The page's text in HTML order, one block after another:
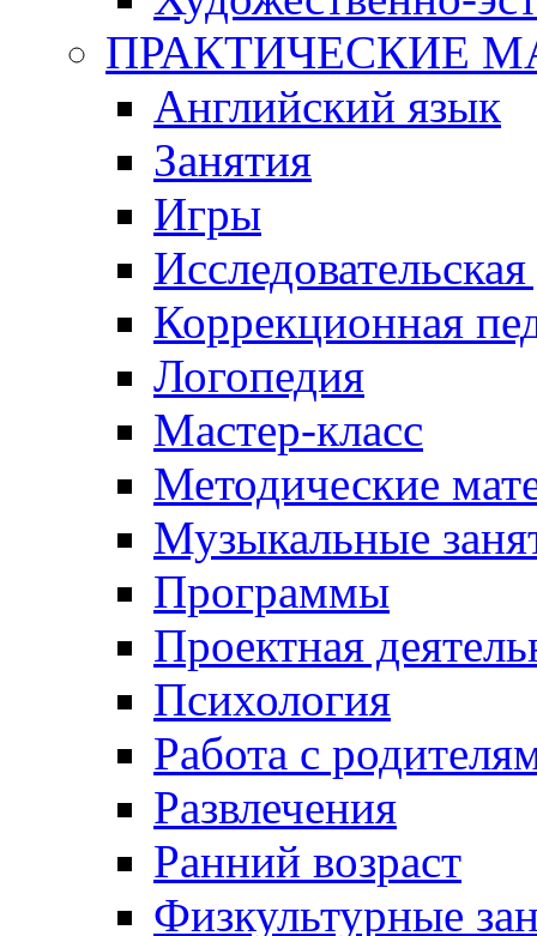
ПРАКТИЧЕСКИЕ
Английский язык
Занятия
Игры
Коррекционная
Логопедия
Мастер-класс
Методические
Музыкальные
Программы
Проектная
Психология
Работа с
Развлечения
Ранний возраст
Физкультурные